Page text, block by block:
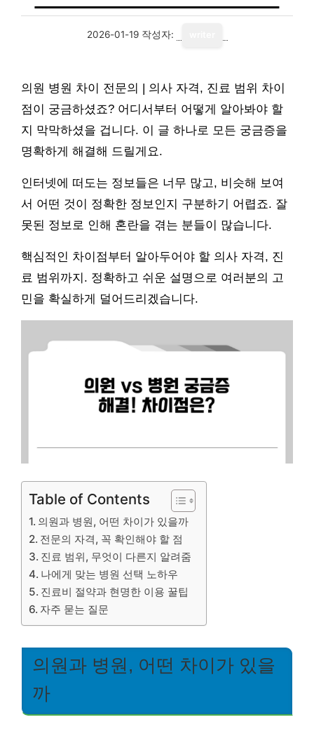
2026-01-19 작성자:
의원 병원 차이 전문의 | 의사 자격, 진료 범위 차이
점이 궁금하셨죠? 어디서부터 어떻게 알아봐야 할
지 막막하셨을 겁니다. 이 글 하나로 모든 궁금증을
명확하게 해결해 드릴게요.
인터넷에 떠도는 정보들은 너무 많고, 비슷해 보여
서 어떤 것이 정확한 정보인지 구분하기 어렵죠. 잘
못된 정보로 인해 혼란을 겪는 분들이 많습니다.
핵심적인 차이점부터 알아두어야 할 의사 자격, 진
료 범위까지. 정확하고 쉬운 설명으로 여러분의 고
민을 확실하게 덜어드리겠습니다.
Table of Contents
의원과 병원, 어떤 차이가 있을까
전문의 자격, 꼭 확인해야 할 점
진료 범위, 무엇이 다른지 알려줌
나에게 맞는 병원 선택 노하우
진료비 절약과 현명한 이용 꿀팁
자주 묻는 질문
의원과 병원, 어떤 차이가 있을
까